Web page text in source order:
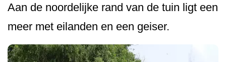
Aan de noordelijke rand van de tuin ligt een
meer met eilanden en een geiser.